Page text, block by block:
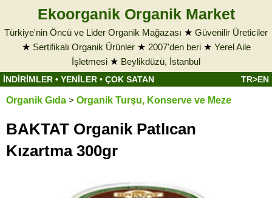
Ekoorganik Organik Market
Türkiye'nin Öncü ve Lider Organik Mağazası ★ Güvenilir Üreticiler
★ Sertifikalı Organik Ürünler★ 2007'den beri★ Yerel Aile
İşletmesi ★ Beylikdüzü, İstanbul
İNDİRİMLER • YENİLER • ÇOK SATAN TR>EN
Organik Gıda > Organik Turşu, Konserve ve Meze
BAKTAT Organik Patlıcan
Kızartma 300gr